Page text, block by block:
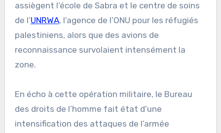
assiègent l’école de Sabra et le centre de soins
de l’UNRWA, l’agence de l’ONU pour les réfugiés
palestiniens, alors que des avions de
reconnaissance survolaient intensément la
zone.
En écho à cette opération militaire, le Bureau
des droits de l’homme fait état d’une
intensification des attaques de l’armée